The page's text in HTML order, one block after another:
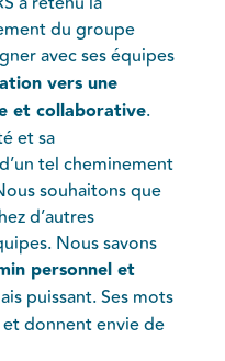
du groupe
avec ses équipes
vers une
et collaborative.
et sa
tel cheminement
souhaitons que
d’autres
Nous savons
personnel et
puissant. Ses mots
donnent envie de